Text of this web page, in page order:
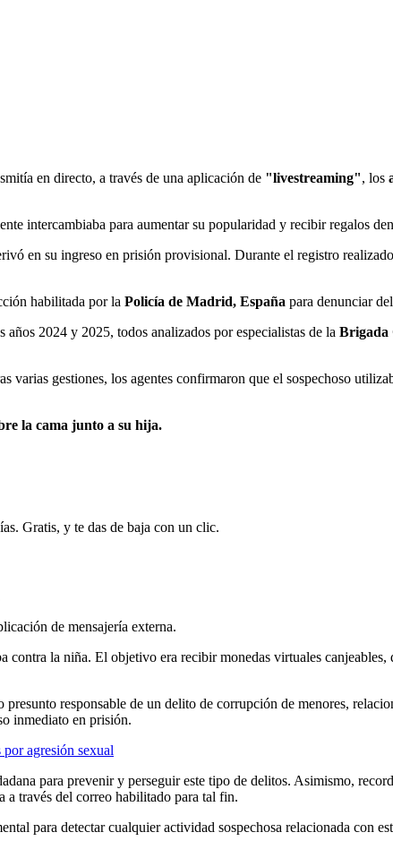
en directo, a través de una aplicación de "livestreaming", los
intercambiaba para aumentar su popularidad y recibir regalos
en su ingreso en prisión provisional. Durante el registro
habilitada por la Policía de Madrid, España para denunciar
años 2024 y 2025, todos analizados por especialistas de la Brigada
varias gestiones, los agentes confirmaron que el sospechoso
la cama junto a su hija.
Gratis, y te das de baja con un clic.
de mensajería externa.
la niña. El objetivo era recibir monedas virtuales
responsable de un delito de corrupción de menores,
inmediato en prisión.
agresión sexual
para prevenir y perseguir este tipo de delitos. Asimismo,
a través del correo habilitado para tal fin.
para detectar cualquier actividad sospechosa relacionada con